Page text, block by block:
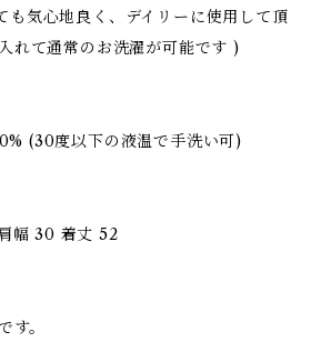
も気心地良く、デイリーに使用して頂
れて通常のお洗濯が可能です )
(30度以下の液温で手洗い可)
幅 30 着丈 52
す。